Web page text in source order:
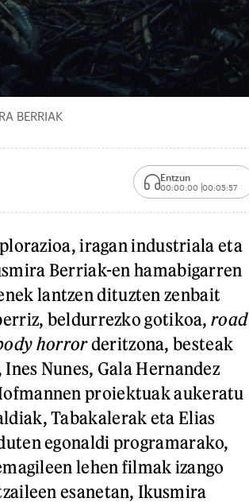
BERRIAK
Entzun
00:00:00 00:05:57
iragan industriala eta
Berriak-en hamabigarren
lantzen dituzten zenbait
beldurrezko gotikoa,road
horrorderitzona, besteak
Nunes, Gala Hernandez
proiektuak aukeratu
Tabakalerak eta Elias
egonaldi programarako,
lehen filmak izango
esanetan, Ikusmira